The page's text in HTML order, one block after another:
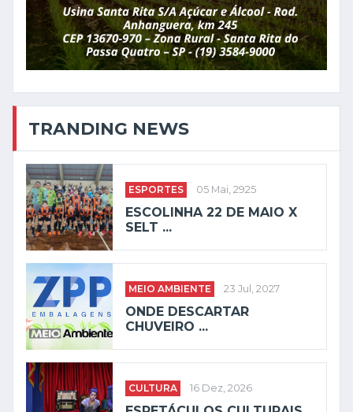
TRANDING NEWS
ESPORTES 05 Mai, 2925
ESCOLINHA 22 DE MAIO X
SELT ...
MEIO AMBIENTE 23 Jul, 2027
ONDE DESCARTAR
CHUVEIRO ...
CULTURA 16 Dez, 2026